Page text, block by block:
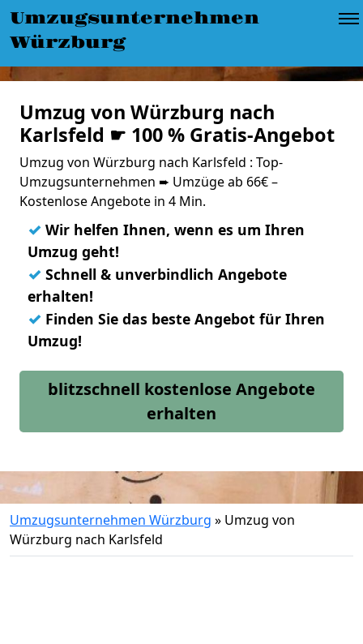
Umzugsunternehmen
Würzburg
Umzug von Würzburg nach
Karlsfeld ☛ 100 % Gratis-Angebot
Umzug von Würzburg nach Karlsfeld : Top-
Umzugsunternehmen ➨ Umzüge ab 66€ –
Kostenlose Angebote in 4 Min.
✓ Wir helfen Ihnen, wenn es um Ihren
Umzug geht!
✓ Schnell & unverbindlich Angebote
erhalten!
✓ Finden Sie das beste Angebot für Ihren
Umzug!
blitzschnell kostenlose Angebote
erhalten
Umzugsunternehmen Würzburg » Umzug von
Würzburg nach Karlsfeld